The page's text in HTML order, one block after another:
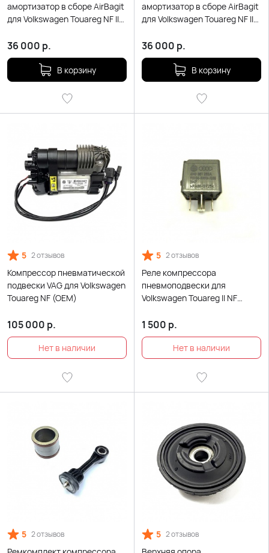
амортизатор в сборе AirBagit
для Volkswagen Touareg NF II
36 000 р.
В корзину
амортизатор в сборе AirBagit
для Volkswagen Touareg NF II
36 000 р.
В корзину
5 2 отзывов
Компрессор пневматической
подвески VAG для Volkswagen
Touareg NF (OEM)
105 000 р.
5 2 отзывов
Реле компрессора
пневмоподвески для
Volkswagen Touareg ll NF
1 500 р.
5 2 отзывов 5 2 отзывов